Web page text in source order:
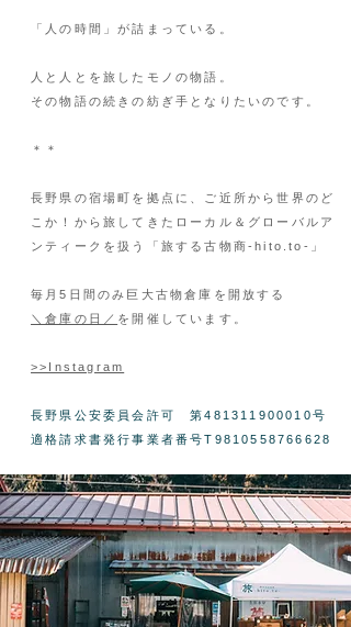
「人の時間」が詰まっている。
人と人とを旅したモノの物語。
その物語の続きの紡ぎ手となりたいのです。
＊＊
長野県の宿場町を拠点に、ご近所から世界のど
こか！から旅してきたローカル＆グローバルア
ンティークを扱う「旅する古物商-hito.to-」
毎月5日間のみ巨大古物倉庫を開放する
​＼倉庫の日／ を開催しています。
>>Instagram
​長野県公安委員会許可 第481311900010号
適格請求書発行事業者番号T9810558766628